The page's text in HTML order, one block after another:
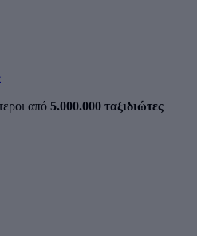
από 5.000.000 ταξιδιώτες